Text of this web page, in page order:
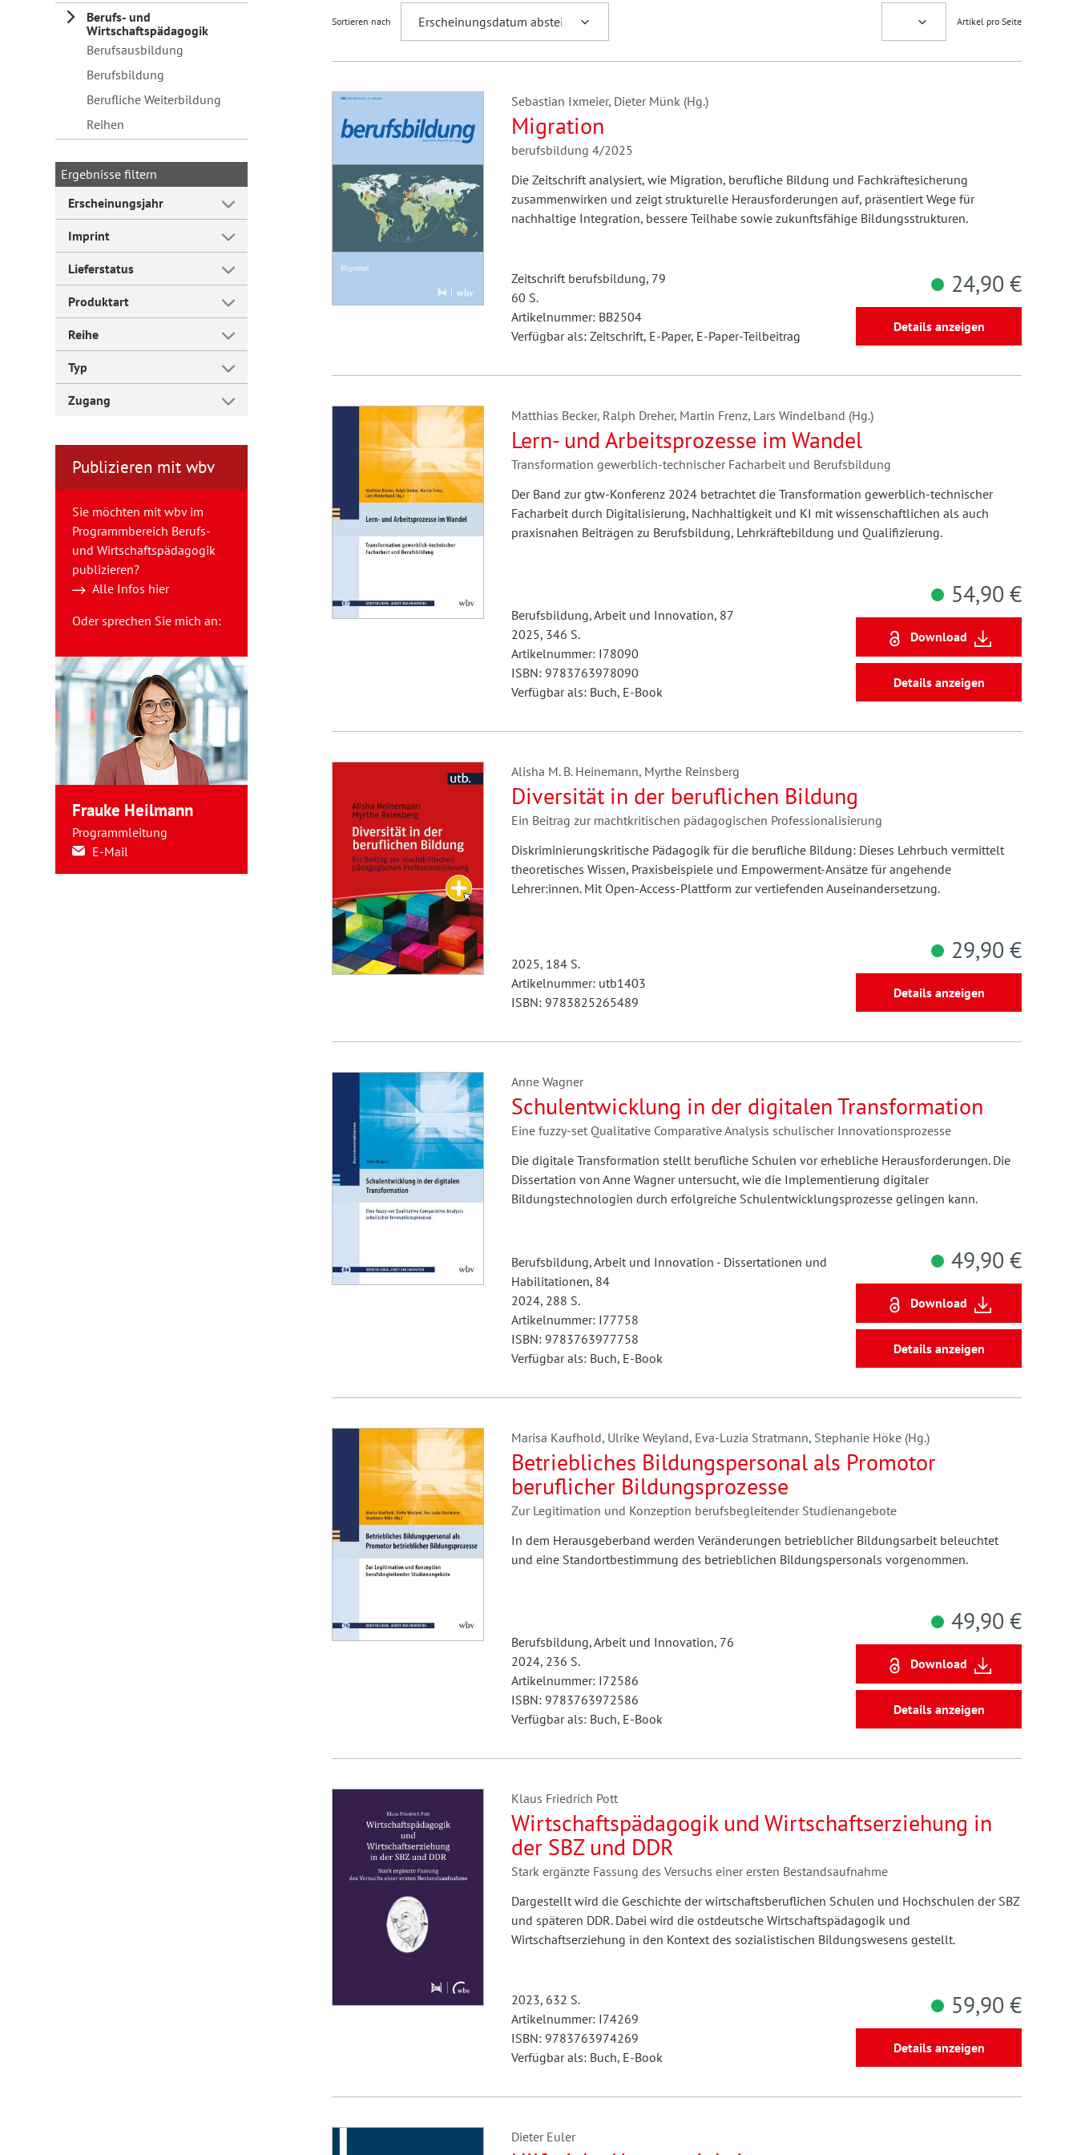
Forum Arbeitslehre
Berufs- und
Wirtschaftspädagogik
Berufsausbildung
Berufsbildung
Berufliche Weiterbildung
Reihen
Ergebnisse filtern
Erscheinungsjahr
Imprint
Lieferstatus
Produktart
Reihe
Typ
Zugang
Publizieren mit wbv
Sie möchten mit wbv im
Programmbereich Berufs-
und Wirtschaftspädagogik
publizieren?
Alle Infos hier
Oder sprechen Sie mich an:
Frauke Heilmann
Programmleitung
E-Mail
Sortieren nach Artikel pro Seite
Sebastian Ixmeier, Dieter Münk (Hg.)
Migration
berufsbildung 4/2025
Die Zeitschrift analysiert, wie Migration, berufliche Bildung und Fachkräftesicherung
zusammenwirken und zeigt strukturelle Herausforderungen auf, präsentiert Wege für
nachhaltige Integration, bessere Teilhabe sowie zukunftsfähige Bildungsstrukturen.
Zeitschrift berufsbildung, 79
60 S.
Artikelnummer: BB2504
Verfügbar als: Zeitschrift, E-Paper, E-Paper-Teilbeitrag
24,90 €
Details anzeigen
Matthias Becker, Ralph Dreher, Martin Frenz, Lars Windelband (Hg.)
Lern- und Arbeitsprozesse im Wandel
Transformation gewerblich-technischer Facharbeit und Berufsbildung
Der Band zur gtw-Konferenz 2024 betrachtet die Transformation gewerblich-technischer
Facharbeit durch Digitalisierung, Nachhaltigkeit und KI mit wissenschaftlichen als auch
praxisnahen Beiträgen zu Berufsbildung, Lehrkräftebildung und Qualifizierung.
Berufsbildung, Arbeit und Innovation, 87
2025, 346 S.
Artikelnummer: I78090
ISBN: 9783763978090
Verfügbar als: Buch, E-Book
54,90 €
Download
Details anzeigen
Alisha M. B. Heinemann, Myrthe Reinsberg
Diversität in der beruflichen Bildung
Ein Beitrag zur machtkritischen pädagogischen Professionalisierung
Diskriminierungskritische Pädagogik für die berufliche Bildung: Dieses Lehrbuch vermittelt
theoretisches Wissen, Praxisbeispiele und Empowerment-Ansätze für angehende
Lehrer:innen. Mit Open-Access-Plattform zur vertiefenden Auseinandersetzung.
2025, 184 S.
Artikelnummer: utb1403
ISBN: 9783825265489
29,90 €
Details anzeigen
Anne Wagner
Schulentwicklung in der digitalen Transformation
Eine fuzzy-set Qualitative Comparative Analysis schulischer Innovationsprozesse
Die digitale Transformation stellt berufliche Schulen vor erhebliche Herausforderungen. Die
Dissertation von Anne Wagner untersucht, wie die Implementierung digitaler
Bildungstechnologien durch erfolgreiche Schulentwicklungsprozesse gelingen kann.
Berufsbildung, Arbeit und Innovation - Dissertationen und
Habilitationen, 84
2024, 288 S.
Artikelnummer: I77758
ISBN: 9783763977758
Verfügbar als: Buch, E-Book
49,90 €
Download
Details anzeigen
Marisa Kaufhold, Ulrike Weyland, Eva-Luzia Stratmann, Stephanie Höke (Hg.)
Betriebliches Bildungspersonal als Promotor
beruflicher Bildungsprozesse
Zur Legitimation und Konzeption berufsbegleitender Studienangebote
In dem Herausgeberband werden Veränderungen betrieblicher Bildungsarbeit beleuchtet
und eine Standortbestimmung des betrieblichen Bildungspersonals vorgenommen.
Berufsbildung, Arbeit und Innovation, 76
2024, 236 S.
Artikelnummer: I72586
ISBN: 9783763972586
Verfügbar als: Buch, E-Book
49,90 €
Download
Details anzeigen
Klaus Friedrich Pott
Wirtschaftspädagogik und Wirtschaftserziehung in
der SBZ und DDR
Stark ergänzte Fassung des Versuchs einer ersten Bestandsaufnahme
Dargestellt wird die Geschichte der wirtschaftsberuflichen Schulen und Hochschulen der SBZ
und späteren DDR. Dabei wird die ostdeutsche Wirtschaftspädagogik und
Wirtschaftserziehung in den Kontext des sozialistischen Bildungswesens gestellt.
2023, 632 S.
Artikelnummer: I74269
ISBN: 9783763974269
Verfügbar als: Buch, E-Book
59,90 €
Details anzeigen
Dieter Euler